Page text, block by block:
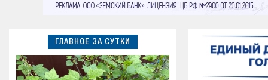
ГЛАВНОЕ ЗА СУТКИ